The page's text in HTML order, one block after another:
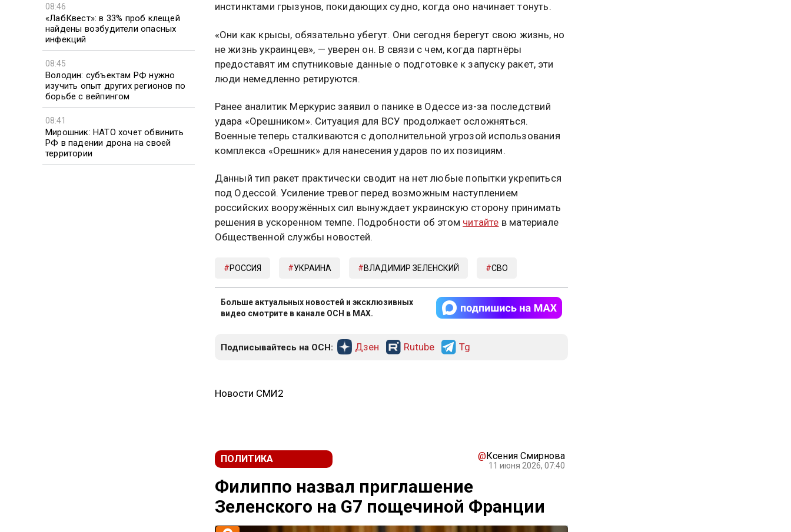
08:46
«ЛабКвест»: в 33% проб клещей
найдены возбудители опасных
инфекций
08:45
Володин: субъектам РФ нужно
изучить опыт других регионов по
борьбе с вейпингом
08:41
Мирошник: НАТО хочет обвинить
РФ в падении дрона на своей
территории
инстинктами грызунов, покидающих судно, когда оно начинает тонуть.
«Они как крысы, обязательно убегут. Они сегодня берегут свою жизнь, но
не жизнь украинцев», — уверен он. В связи с чем, когда партнёры
предоставят им спутниковые данные о подготовке к запуску ракет, эти
люди немедленно ретируются.
Ранее аналитик Меркурис заявил о панике в Одессе из-за последствий
удара «Орешником». Ситуация для ВСУ продолжает осложняться.
Военные теперь сталкиваются с дополнительной угрозой использования
комплекса «Орешник» для нанесения ударов по их позициям.
Данный тип ракет практически сводит на нет любые попытки укрепиться
под Одессой. Усиление тревог перед возможным наступлением
российских вооружённых сил вынуждает украинскую сторону принимать
решения в ускоренном темпе. Подробности об этом читайте в материале
Общественной службы новостей.
РОССИЯ УКРАИНА ВЛАДИМИР ЗЕЛЕНСКИЙ СВО
Больше актуальных новостей и эксклюзивных
видео смотрите в канале ОСН в MAX.
Подписывайтесь на ОСН: Дзен Rutube Tg
Новости СМИ2
ПОЛИТИКА @Ксения Смирнова
11 июня 2026, 07:40
Филиппо назвал приглашение
Зеленского на G7 пощечиной Франции